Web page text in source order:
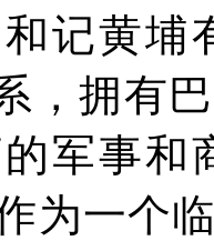
记黄埔
，拥有
军事
为一个